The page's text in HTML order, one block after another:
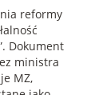
reformy
Dokument
ministra
MZ,